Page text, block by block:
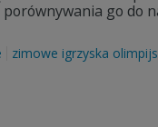
go do
zimowe igrzyska